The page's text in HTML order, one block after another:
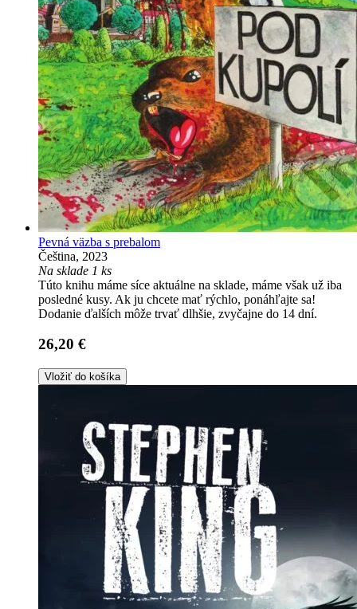
Pevná väzba s prebalom
Čeština, 2023
Na sklade 1 ks
Túto knihu máme síce aktuálne na sklade, máme však už iba
posledné kusy. Ak ju chcete mať rýchlo, ponáhľajte sa!
Dodanie ďalších môže trvať dlhšie, zvyčajne do 14 dní.
26,20 €
Vložiť do košíka